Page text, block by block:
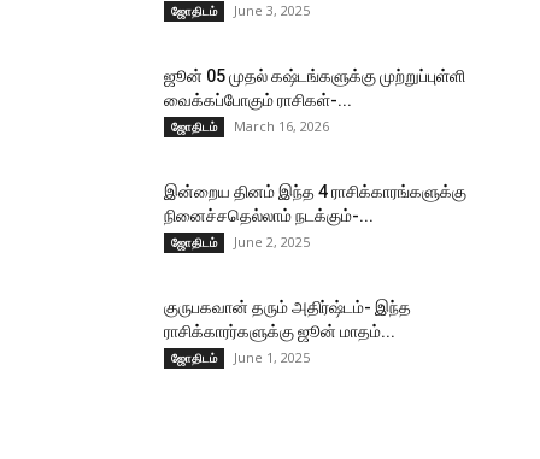
ஜோதிடம் June 3, 2025
ஜூன் 05 முதல் கஷ்டங்களுக்கு முற்றுப்புள்ளி
வைக்கப்போகும் ராசிகள்-...
ஜோதிடம் March 16, 2026
இன்றைய தினம் இந்த 4 ராசிக்காரங்களுக்கு
நினைச்சதெல்லாம் நடக்கும்-...
ஜோதிடம் June 2, 2025
குருபகவான் தரும் அதிர்ஷ்டம்- இந்த
ராசிக்காரர்களுக்கு ஜூன் மாதம்...
ஜோதிடம் June 1, 2025